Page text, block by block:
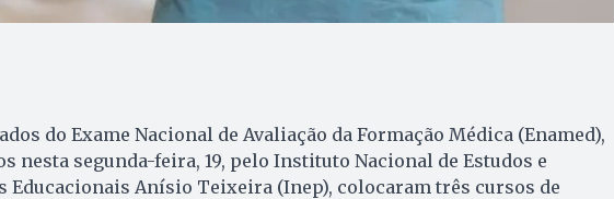
do Exame Nacional de Avaliação da Formação Médica (Enamed),
nesta segunda-feira, 19, pelo Instituto Nacional de Estudos e
Educacionais Anísio Teixeira (Inep), colocaram três cursos de